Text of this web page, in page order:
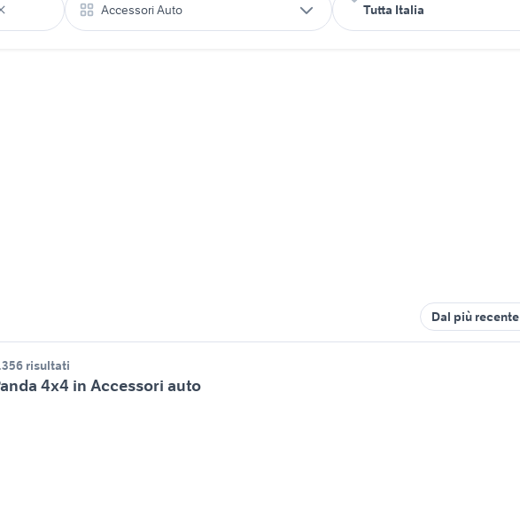
Accessori Auto
Dal più recente
risultati
4x4 in Accessori auto